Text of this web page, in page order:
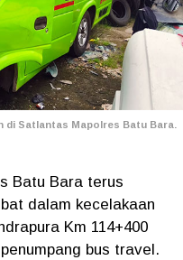
di Satlantas Mapolres Batu Bara.
Batu Bara terus
dalam kecelakaan
Km 114+400
bus travel.